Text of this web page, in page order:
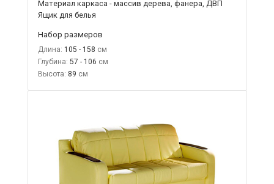
Материал каркаса - массив дерева, фанера, ДВП
Ящик для белья
Набор размеров
Длина: 105 - 158
Глубина: 57 - 106
Высота: 89